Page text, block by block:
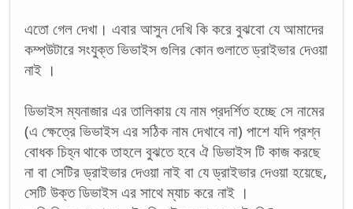
এতো গেল দেখা। এবার আসুন দেখি কি করে বুঝবো যে আমাদের
কম্পউটারে সংযুক্ত ভিভাইস গুলির কোন গুলাতে ড্রাইভার দেওয়া
নাই ।
ডিভাইস ম্যনাজার এর তালিকায় যে নাম প্রদর্শিত হচ্ছে সে নামের
(এ ক্ষেত্রে ভিভাইস এর সঠিক নাম দেখাবে না) পাশে যদি প্রশ্ন
বোধক চিহ্ন থাকে তাহলে বুঝতে হবে ঐ ডিভাইস টি কাজ করছে
না বা সেটির ড্রাইভার দেওয়া নাই বা যে ড্রাইভার দেওয়া হয়েছে,
সেটি উক্ত ডিভাইস এর সাথে ম্যাচ করে নাই ।